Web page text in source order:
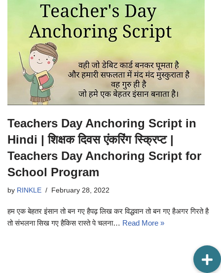
Teachers Day Anchoring Script in
Hindi | शिक्षक दिवस एंकरिंग स्क्रिप्ट |
Teachers Day Anchoring Script for
School Program
by RINKLE February 28, 2022
हम एक बेहतर इंसान तो बन गए हैपढ़ लिख कर विद्धवान तो बन गए हैअगर गिरते है
तो संभलना सिख गए हैकिस रास्ते पे चलना… Read More »